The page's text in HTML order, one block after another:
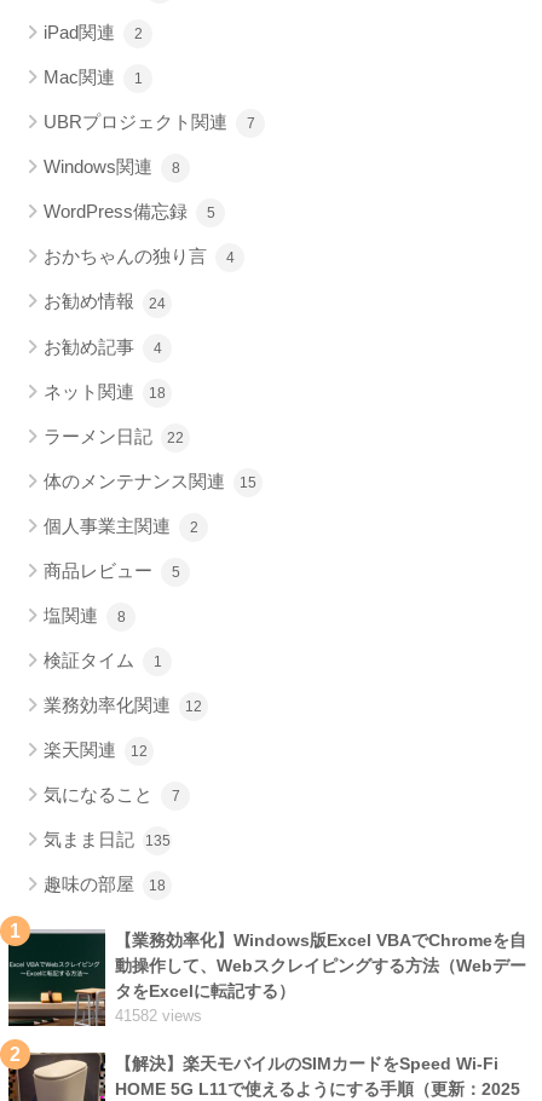
iPad関連 2
Mac関連 1
UBRプロジェクト関連 7
Windows関連 8
WordPress備忘録 5
おかちゃんの独り言 4
お勧め情報 24
お勧め記事 4
ネット関連 18
ラーメン日記 22
体のメンテナンス関連 15
個人事業主関連 2
商品レビュー 5
塩関連 8
検証タイム 1
業務効率化関連 12
楽天関連 12
気になること 7
気まま日記 135
趣味の部屋 18
1
【業務効率化】Windows版Excel VBAでChromeを自
動操作して、Webスクレイピングする方法（Webデー
タをExcelに転記する）
41582 views
2
【解決】楽天モバイルのSIMカードをSpeed Wi-Fi
HOME 5G L11で使えるようにする手順（更新：2025